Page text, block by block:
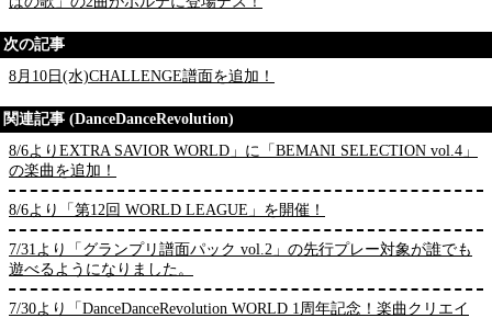
次の記事
8月10日(水)CHALLENGE譜面を追加！
関連記事 (DanceDanceRevolution)
8/6よりEXTRA SAVIOR WORLD」に「BEMANI SELECTION vol.4」
の楽曲を追加！
8/6より「第12回 WORLD LEAGUE」を開催！
7/31より「グランプリ譜面パック vol.2」の先行プレー対象が誰でも
遊べるようになりました。
7/30より「DanceDanceRevolution WORLD 1周年記念！楽曲クリエイ